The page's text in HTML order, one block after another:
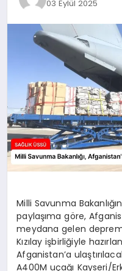
03 Eylül 2025
Milli Savunma
paylaşıma göre,
meydana gelen
Kızılay işbirliğiyle
Afganistan’a
A400M uçağı Kayseri/